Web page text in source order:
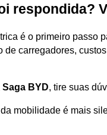
respondida?
é o primeiro passo
de carregadores,
Saga BYD, tire suas
mobilidade é mais